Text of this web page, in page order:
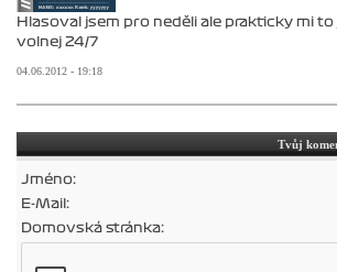
Hlasoval jsem pro neděli ale prakticky mi
volnej 24/7
04.06.2012 - 19:18
Tvůj
Jméno:
E-Mail:
Domovská stránka: